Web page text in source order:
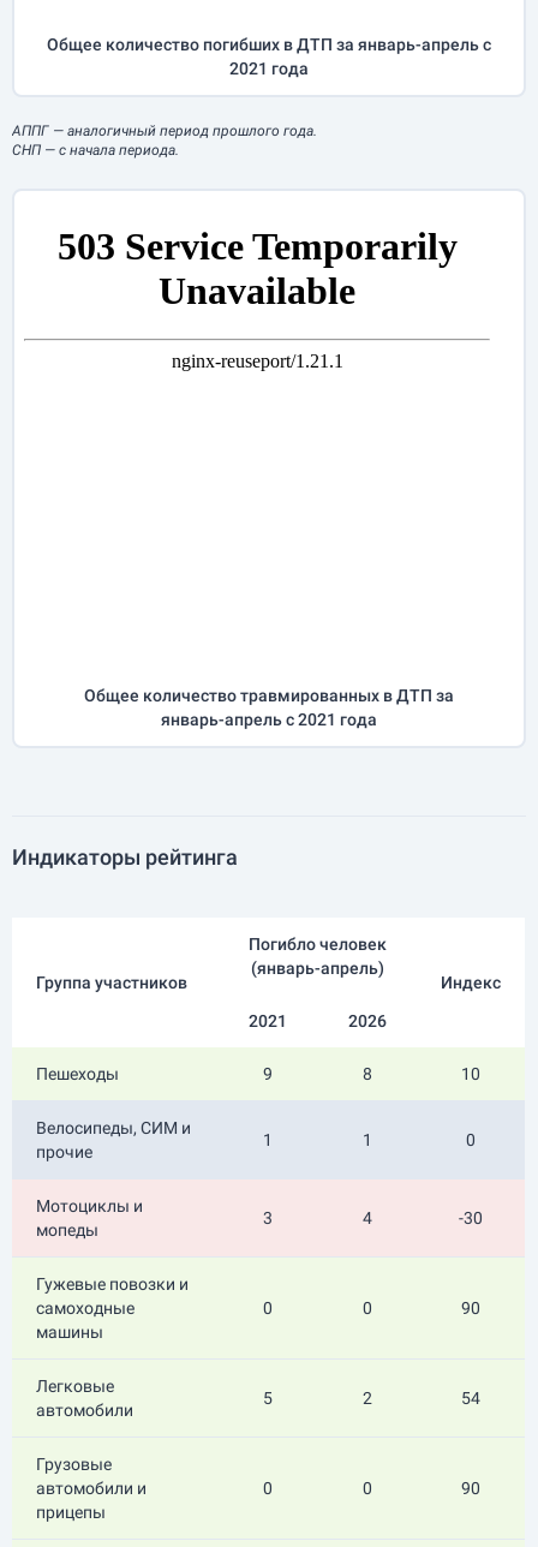
Общее количество погибших в ДТП за январь-апрельс
2021 года
АППГ — аналогичный период прошлого года.
СНП — с начала периода.
Общее количество травмированных в ДТП за
январь-апрельс 2021 года
Индикаторы рейтинга
Группа участников
Погибло человек
(январь-апрель)
Индекс
2021
2026
Пешеходы 9 8 10
Велосипеды, СИМ и
прочие
1 1 0
Мотоциклы и
мопеды
3 4 -30
Гужевые повозки и
самоходные
машины
0 0 90
Легковые
автомобили
5 2 54
Грузовые
автомобили и
прицепы
0 0 90